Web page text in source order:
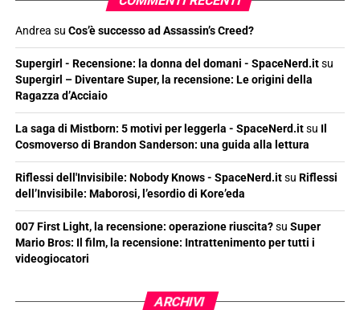
Andrea su Cos’è successo ad Assassin’s Creed?
Supergirl - Recensione: la donna del domani - SpaceNerd.itsu
Supergirl – Diventare Super, la recensione: Le origini della
Ragazza d’Acciaio
La saga di Mistborn: 5 motivi per leggerla - SpaceNerd.itsu Il
Cosmoverso di Brandon Sanderson: una guida alla lettura
Riflessi dell'Invisibile: Nobody Knows - SpaceNerd.itsu Riflessi
dell’Invisibile: Maborosi, l’esordio di Kore’eda
007 First Light, la recensione: operazione riuscita?su Super
Mario Bros: Il film, la recensione: Intrattenimento per tutti i
videogiocatori
ARCHIVI